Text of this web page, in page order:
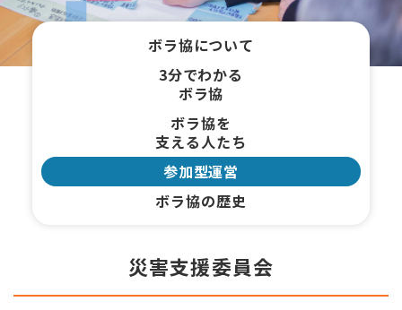
ボラ協について
3分でわかる
ボラ協
ボラ協を
支える人たち
参加型運営
ボラ協の歴史
災害支援委員会